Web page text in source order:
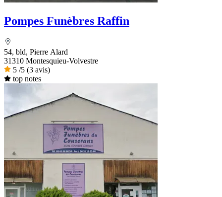
Pompes Funèbres Raffin
54, bld, Pierre Alard
31310 Montesquieu-Volvestre
5 /5 (3 avis)
top notes